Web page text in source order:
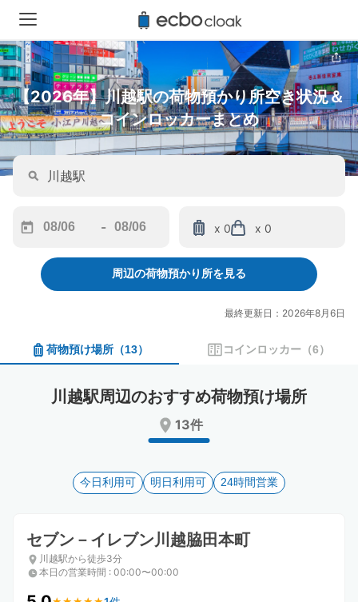
【2026年】川越駅の荷物預かり所空き状況＆
コインロッカーまとめ
forward
interact
calendar
and
date.
the
keyboard
shortcuts
for
changing
-
backward
to
interact
calendar
and
a
date.
mark
key
the
keyboard
shortcuts
for
changing
x 0 x 0
周辺の荷物預かり所を見る
最終更新日：2026年8月6日
荷物預け場所 （13） コインロッカー （6）
川越駅周辺のおすすめ荷物預け場所
13件
今日利用可 明日利用可 24時間営業
セブン－イレブン川越脇田本町
川越駅から徒歩3分
本日の営業時間 : 00:00〜00:00